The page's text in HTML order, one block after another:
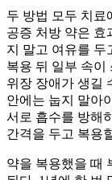
두 방법 모두 치료
공증 처방 약은 효
지 말고 여유를 두
복용 뒤 일부 속이
위장 장애가 생길
안에는 눕지 말아
서로 흡수를 방해
간격을 두고 복용
약을 복용했을 때